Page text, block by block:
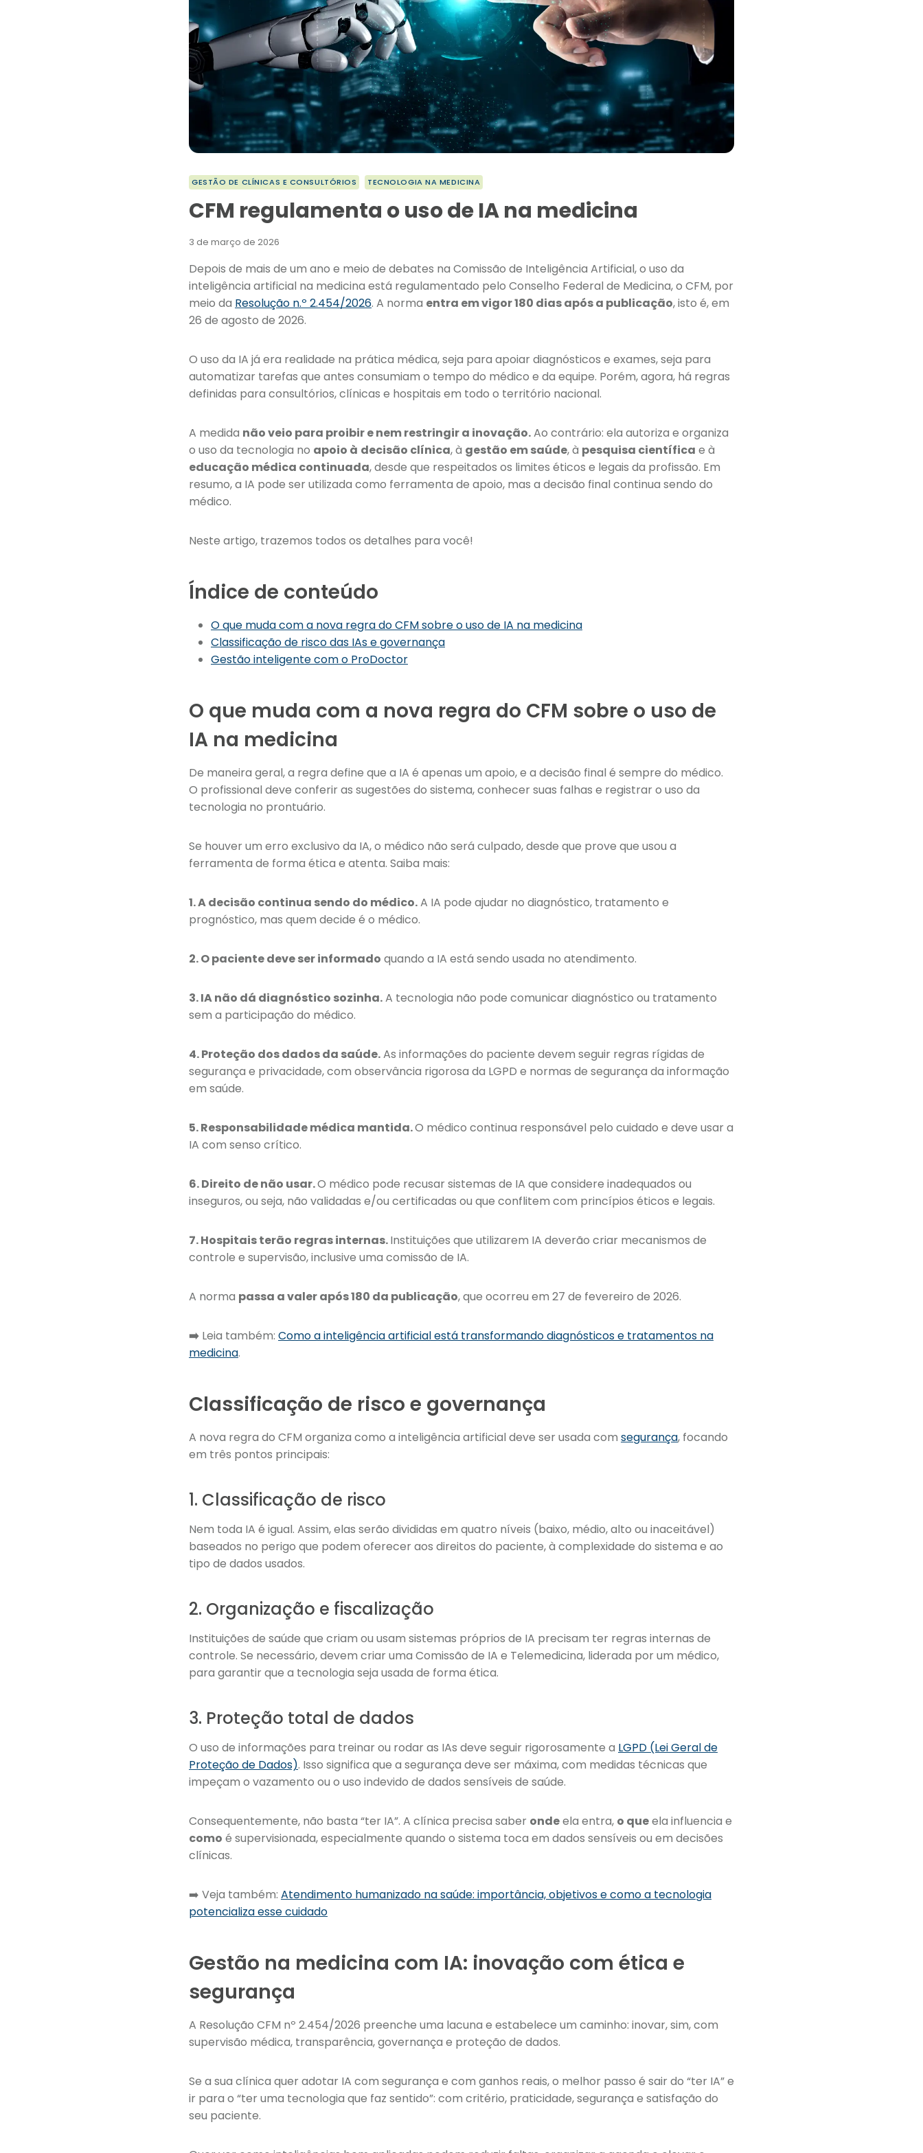
GESTÃO DE CLÍNICAS E CONSULTÓRIOS TECNOLOGIA NA MEDICINA
CFM regulamenta o uso de IA na medicina
3 de março de 2026
Depois de mais de um ano e meio de debates na Comissão de Inteligência Artificial, o uso da
inteligência artificial na medicina está regulamentado pelo Conselho Federal de Medicina, o CFM, por
meio da Resolução n.º 2.454/2026. A norma entra em vigor 180 dias após a publicação, isto é, em
26 de agosto de 2026.
O uso da IA já era realidade na prática médica, seja para apoiar diagnósticos e exames, seja para
automatizar tarefas que antes consumiam o tempo do médico e da equipe. Porém, agora, há regras
definidas para consultórios, clínicas e hospitais em todo o território nacional.
A medida não veio para proibir e nem restringir a inovação.Ao contrário: ela autoriza e organiza
o uso da tecnologia no apoio à decisão clínica, à gestão em saúde, à pesquisa científica e à
educação médica continuada, desde que respeitados os limites éticos e legais da profissão. Em
resumo, a IA pode ser utilizada como ferramenta de apoio, mas a decisão final continua sendo do
médico.
Neste artigo, trazemos todos os detalhes para você!
Índice de conteúdo
O que muda com a nova regra do CFM sobre o uso de IA na medicina
Classificação de risco das IAs e governança
Gestão inteligente com o ProDoctor
O que muda com a nova regra do CFM sobre o uso de
IA na medicina
De maneira geral, a regra define que a IA é apenas um apoio, e a decisão final é sempre do médico.
O profissional deve conferir as sugestões do sistema, conhecer suas falhas e registrar o uso da
tecnologia no prontuário.
Se houver um erro exclusivo da IA, o médico não será culpado, desde que prove que usou a
ferramenta de forma ética e atenta. Saiba mais:
1. A decisão continua sendo do médico.A IA pode ajudar no diagnóstico, tratamento e
prognóstico, mas quem decide é o médico.
2. O paciente deve ser informado quando a IA está sendo usada no atendimento.
3. IA não dá diagnóstico sozinha.A tecnologia não pode comunicar diagnóstico ou tratamento
sem a participação do médico.
4. Proteção dos dados da saúde.As informações do paciente devem seguir regras rígidas de
segurança e privacidade, com observância rigorosa da LGPD e normas de segurança da informação
em saúde.
5. Responsabilidade médica mantida.O médico continua responsável pelo cuidado e deve usar a
IA com senso crítico.
6. Direito de não usar.O médico pode recusar sistemas de IA que considere inadequados ou
inseguros, ou seja, não validadas e/ou certificadas ou que conflitem com princípios éticos e legais.
7. Hospitais terão regras internas.Instituições que utilizarem IA deverão criar mecanismos de
controle e supervisão, inclusive uma comissão de IA.
A norma passa a valer após 180 da publicação, que ocorreu em 27 de fevereiro de 2026.
➡️ Leia também: Como a inteligência artificial está transformando diagnósticos e tratamentos na
medicina.
Classificação de risco e governança
A nova regra do CFM organiza como a inteligência artificial deve ser usada com segurança, focando
em três pontos principais:
1. Classificação de risco
Nem toda IA é igual. Assim, elas serão divididas em quatro níveis (baixo, médio, alto ou inaceitável)
baseados no perigo que podem oferecer aos direitos do paciente, à complexidade do sistema e ao
tipo de dados usados.
2. Organização e fiscalização
Instituições de saúde que criam ou usam sistemas próprios de IA precisam ter regras internas de
controle. Se necessário, devem criar uma Comissão de IA e Telemedicina, liderada por um médico,
para garantir que a tecnologia seja usada de forma ética.
3. Proteção total de dados
O uso de informações para treinar ou rodar as IAs deve seguir rigorosamente a LGPD (Lei Geral de
Proteção de Dados). Isso significa que a segurança deve ser máxima, com medidas técnicas que
impeçam o vazamento ou o uso indevido de dados sensíveis de saúde.
Consequentemente, não basta “ter IA”. A clínica precisa saber ondeela entra, o queela influencia e
como é supervisionada, especialmente quando o sistema toca em dados sensíveis ou em decisões
clínicas.
➡️ Veja também: Atendimento humanizado na saúde: importância, objetivos e como a tecnologia
potencializa esse cuidado
Gestão na medicina com IA: inovação com ética e
segurança
A Resolução CFM nº 2.454/2026 preenche uma lacuna e estabelece um caminho: inovar, sim, com
supervisão médica, transparência, governança e proteção de dados.
Se a sua clínica quer adotar IA com segurança e com ganhos reais, o melhor passo é sair do “ter IA” e
ir para o “ter uma tecnologia que faz sentido”: com critério, praticidade, segurança e satisfação do
seu paciente.